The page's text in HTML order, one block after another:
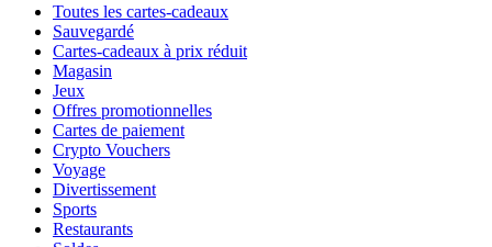
Toutes les cartes-cadeaux
Sauvegardé
Cartes-cadeaux à prix réduit
Magasin
Jeux
Offres promotionnelles
Cartes de paiement
Crypto Vouchers
Voyage
Divertissement
Sports
Restaurants